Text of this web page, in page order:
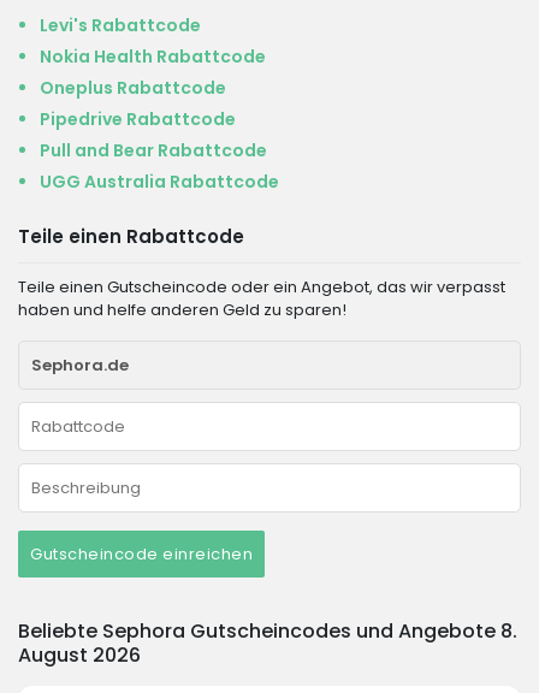
Levi's Rabattcode
Nokia Health Rabattcode
Oneplus Rabattcode
Pipedrive Rabattcode
Pull and Bear Rabattcode
UGG Australia Rabattcode
Teile einen Rabattcode
Teile einen Gutscheincode oder ein Angebot, das wir verpasst
haben und helfe anderen Geld zu sparen!
Gutscheincode einreichen
Beliebte Sephora Gutscheincodes und Angebote 8.
August 2026